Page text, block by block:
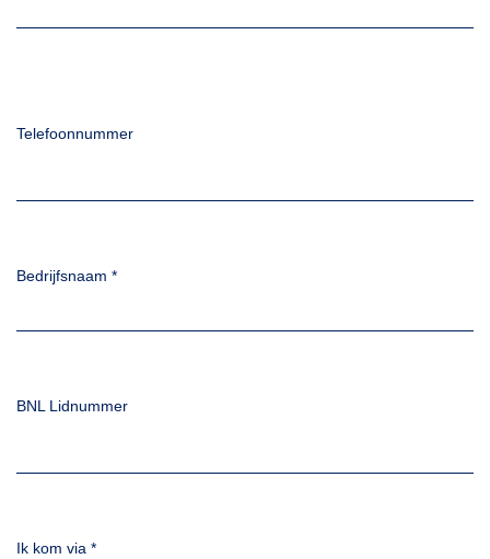
Telefoonnummer
Bedrijfsnaam *
BNL Lidnummer
Ik kom via *